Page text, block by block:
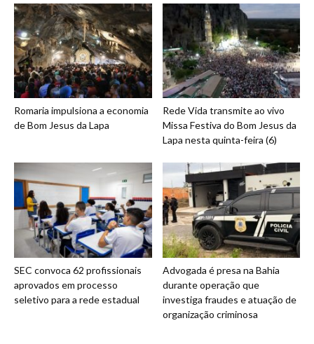
Romaria impulsiona a economia
de Bom Jesus da Lapa
Rede Vida transmite ao vivo
Missa Festiva do Bom Jesus da
Lapa nesta quinta-feira (6)
SEC convoca 62 profissionais
aprovados em processo
seletivo para a rede estadual
Advogada é presa na Bahia
durante operação que
investiga fraudes e atuação de
organização criminosa